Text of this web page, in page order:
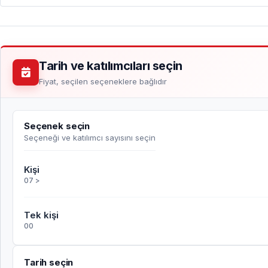
Tarih ve katılımcıları seçin
Fiyat, seçilen seçeneklere bağlıdır
Seçenek seçin
Seçeneği ve katılımcı sayısını seçin
Kişi
07 >
Tek kişi
00
Tarih seçin